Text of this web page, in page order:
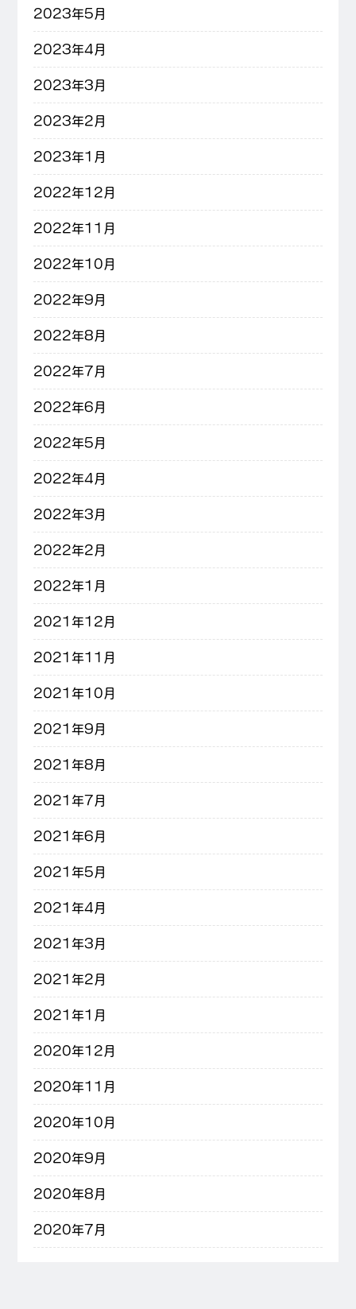
2023年5月
2023年4月
2023年3月
2023年2月
2023年1月
2022年12月
2022年11月
2022年10月
2022年9月
2022年8月
2022年7月
2022年6月
2022年5月
2022年4月
2022年3月
2022年2月
2022年1月
2021年12月
2021年11月
2021年10月
2021年9月
2021年8月
2021年7月
2021年6月
2021年5月
2021年4月
2021年3月
2021年2月
2021年1月
2020年12月
2020年11月
2020年10月
2020年9月
2020年8月
2020年7月